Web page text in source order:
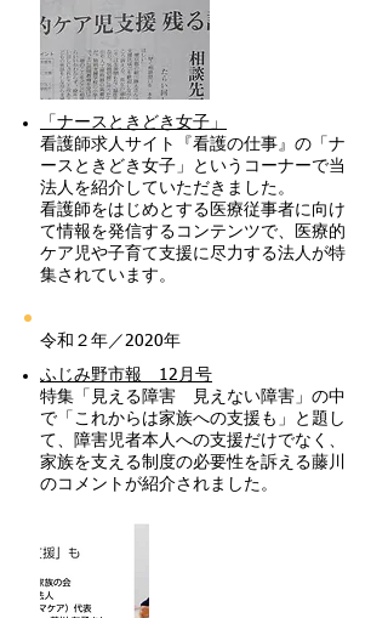
「ナースときどき女子」
看護師求人サイト『看護の仕事』の「ナ
ースときどき女子」というコーナーで当
法人を紹介していただきました。
看護師をはじめとする医療従事者に向け
て情報を発信するコンテンツで、医療的
ケア児や子育て支援に尽力する法人が特
集されています。
令和２年／2020年
ふじみ野市報 12月号
特集「見える障害 見えない障害」の中
で「これからは家族への支援も」と題し
て、障害児者本人への支援だけでなく、
家族を支える制度の必要性を訴える藤川
のコメントが紹介されました。